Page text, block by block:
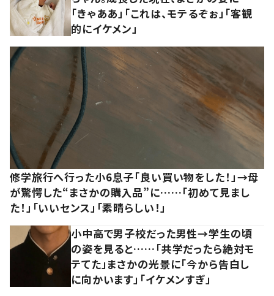
「きゃああ」「これは、モテるぞぉ」「客観
的にイケメン」
修学旅行へ行った小6息子「良い買い物をした！」→母
が驚愕した“まさかの購入品”に……「初めて見まし
た！」「いいセンス」「素晴らしい！」
小中高で男子校だった男性→学生の頃
の姿を見ると……「共学だったら絶対モ
テてた」まさかの光景に「今から告白し
に向かいます」「イケメンすぎ」